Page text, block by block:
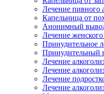
Лечение пивного
Капельница от
Анонимный
Лечение женского
Принудительное
Принудительный
Лечение
Лечение
Лечение
Лечение